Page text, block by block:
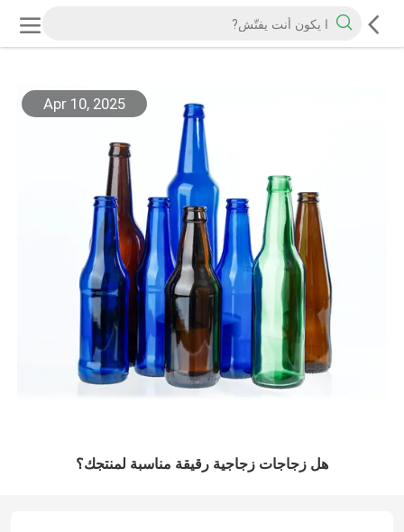
Apr 10, 2025
هل زجاجات زجاجية رقيقة مناسبة لمنتجك؟